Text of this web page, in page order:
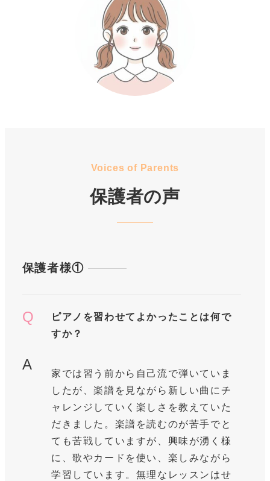
Voices of Parents
保護者の声
保護者様①
Q
ピアノを習わせてよかったことは何で
すか？
A
家では習う前から自己流で弾いていま
したが、楽譜を見ながら新しい曲にチ
ャレンジしていく楽しさを教えていた
だきました。楽譜を読むのが苦手でと
ても苦戦していますが、興味が湧く様
に、歌やカードを使い、楽しみながら
学習しています。無理なレッスンはせ